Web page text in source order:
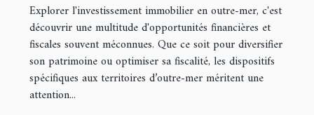
Explorer l'investissement immobilier en outre-mer, c'est
découvrir une multitude d'opportunités financières et
fiscales souvent méconnues. Que ce soit pour diversifier
son patrimoine ou optimiser sa fiscalité, les dispositifs
spécifiques aux territoires d’outre-mer méritent une
attention...